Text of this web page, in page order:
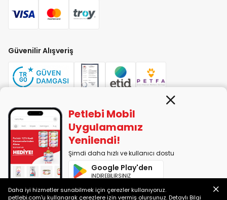
Güvenilir Alışveriş
PETLEBİ EVCİL HAYVAN ÜRÜNLERİ PAZ. SAN. TİC. LTD. ŞTİ. Alaşarköy Mah.
1. Alaşar Cad. No: 9 Osmangazi/Bursa
7290599225 vergi numarasıyla Uludağ Vergi Dairesi'ne bağlıdır.
2014-2026 © petlebi.com v11.89.0
Bursa'da sevgiyle yapıldı.
Petlebi Mobil
Uygulamamız
Yenilendi!
Şimdi daha hızlı ve kullanıcı dostu
Google Play'den
İNDİREBİLİRSİNİZ
App Store'dan
Daha iyi hizmetler sunabilmek için çerezler kullanıyoruz.
petlebi.com'u kullanarak çerezlere izin vermiş olursunuz.Detaylı Bilgi